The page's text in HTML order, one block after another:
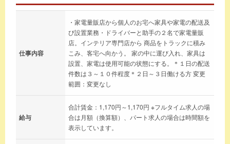
仕事内容
・家電量販店から個人のお宅へ家具や家電の配送及
び設置業務・ドライバーと助手の２名で家電量販
店。インテリア専門店から 商品をトラックに積み
こみ、客宅へ向かう。 家の中に運び入れ、家具は
設置、家電は使用可能の状態にする。＊１日の配送
件数は３～１０件程度＊２日～３日働ける方 変更
範囲：変更なし
給与
合計賃金：1,170円～1,170円 ※フルタイム求人の場
合は月額（換算額）、パート求人の場合は時間額を
表示しています。